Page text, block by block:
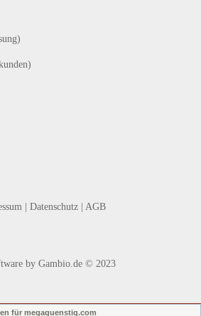
| Datenschutz | AGB
by Gambio.de © 2023
für megaguenstig.com